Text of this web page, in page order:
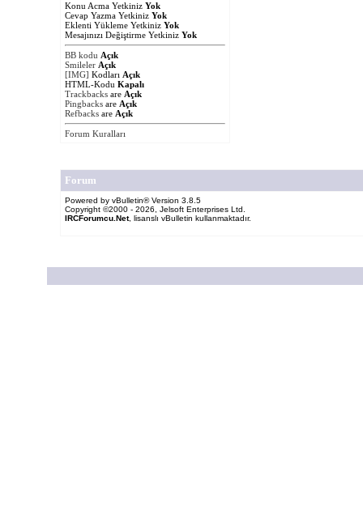
Konu Acma Yetkiniz Yok
Cevap Yazma Yetkiniz Yok
Eklenti Yükleme Yetkiniz Yok
Mesajınızı Değiştirme Yetkiniz Yok
BB kodu Açık
Smileler Açık
[IMG] Kodları Açık
HTML-Kodu Kapalı
Trackbacks are Açık
Pingbacks are Açık
Refbacks are Açık
Forum Kuralları
Forum
Powered by vBulletin® Version 3.8.5
Copyright ©2000 - 2026, Jelsoft Enterprises Ltd.
IRCForumcu.Net, lisanslı vBulletin kullanmaktadır.